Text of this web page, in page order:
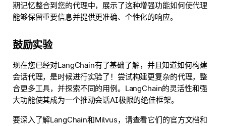
期记忆整合到您的代理中，展示了这种增强功能如何使代理
能够保留重要信息并提供更准确、个性化的响应。
鼓励实验
现在您已经对LangChain有了基础了解，并且知道如何构建
会话代理，是时候进行实验了！尝试构建更复杂的代理，整
合更多工具，并探索不同的用例。LangChain的灵活性和强
大功能使其成为一个推动会话AI极限的绝佳框架。
要深入了解LangChain和Milvus，请查看它们的官方文档和